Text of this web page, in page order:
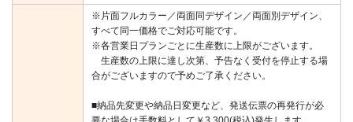
※片面フルカラー／両面同デザイン／両面別デザイン、
すべて同一価格でご対応可能です。
※各営業日プランごとに生産数に上限がございます。
生産数の上限に達し次第、予告なく受付を停止する場
合がございますので予めご了承ください。
■納品先変更や納品日変更など、発送伝票の再発行が必